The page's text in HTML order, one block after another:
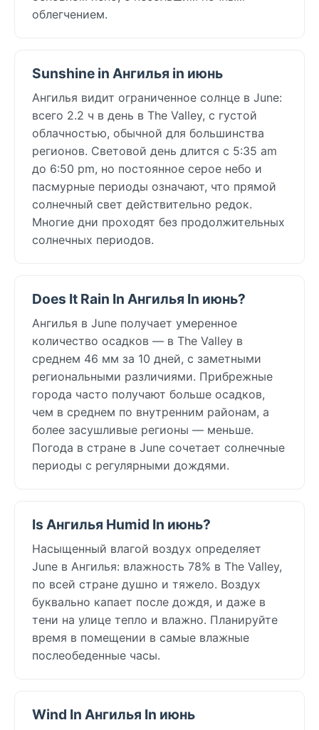
облегчением.
Sunshine in Ангилья in июнь
Ангилья видит ограниченное солнце в June:
всего 2.2 ч в день в The Valley, с густой
облачностью, обычной для большинства
регионов. Световой день длится с 5:35 am
до 6:50 pm, но постоянное серое небо и
пасмурные периоды означают, что прямой
солнечный свет действительно редок.
Многие дни проходят без продолжительных
солнечных периодов.
Does It Rain In Ангилья In июнь?
Ангилья в June получает умеренное
количество осадков — в The Valley в
среднем 46 мм за 10 дней, с заметными
региональными различиями. Прибрежные
города часто получают больше осадков,
чем в среднем по внутренним районам, а
более засушливые регионы — меньше.
Погода в стране в June сочетает солнечные
периоды с регулярными дождями.
Is Ангилья Humid In июнь?
Насыщенный влагой воздух определяет
June в Ангилья: влажность 78% в The Valley,
по всей стране душно и тяжело. Воздух
буквально капает после дождя, и даже в
тени на улице тепло и влажно. Планируйте
время в помещении в самые влажные
послеобеденные часы.
Wind In Ангилья In июнь